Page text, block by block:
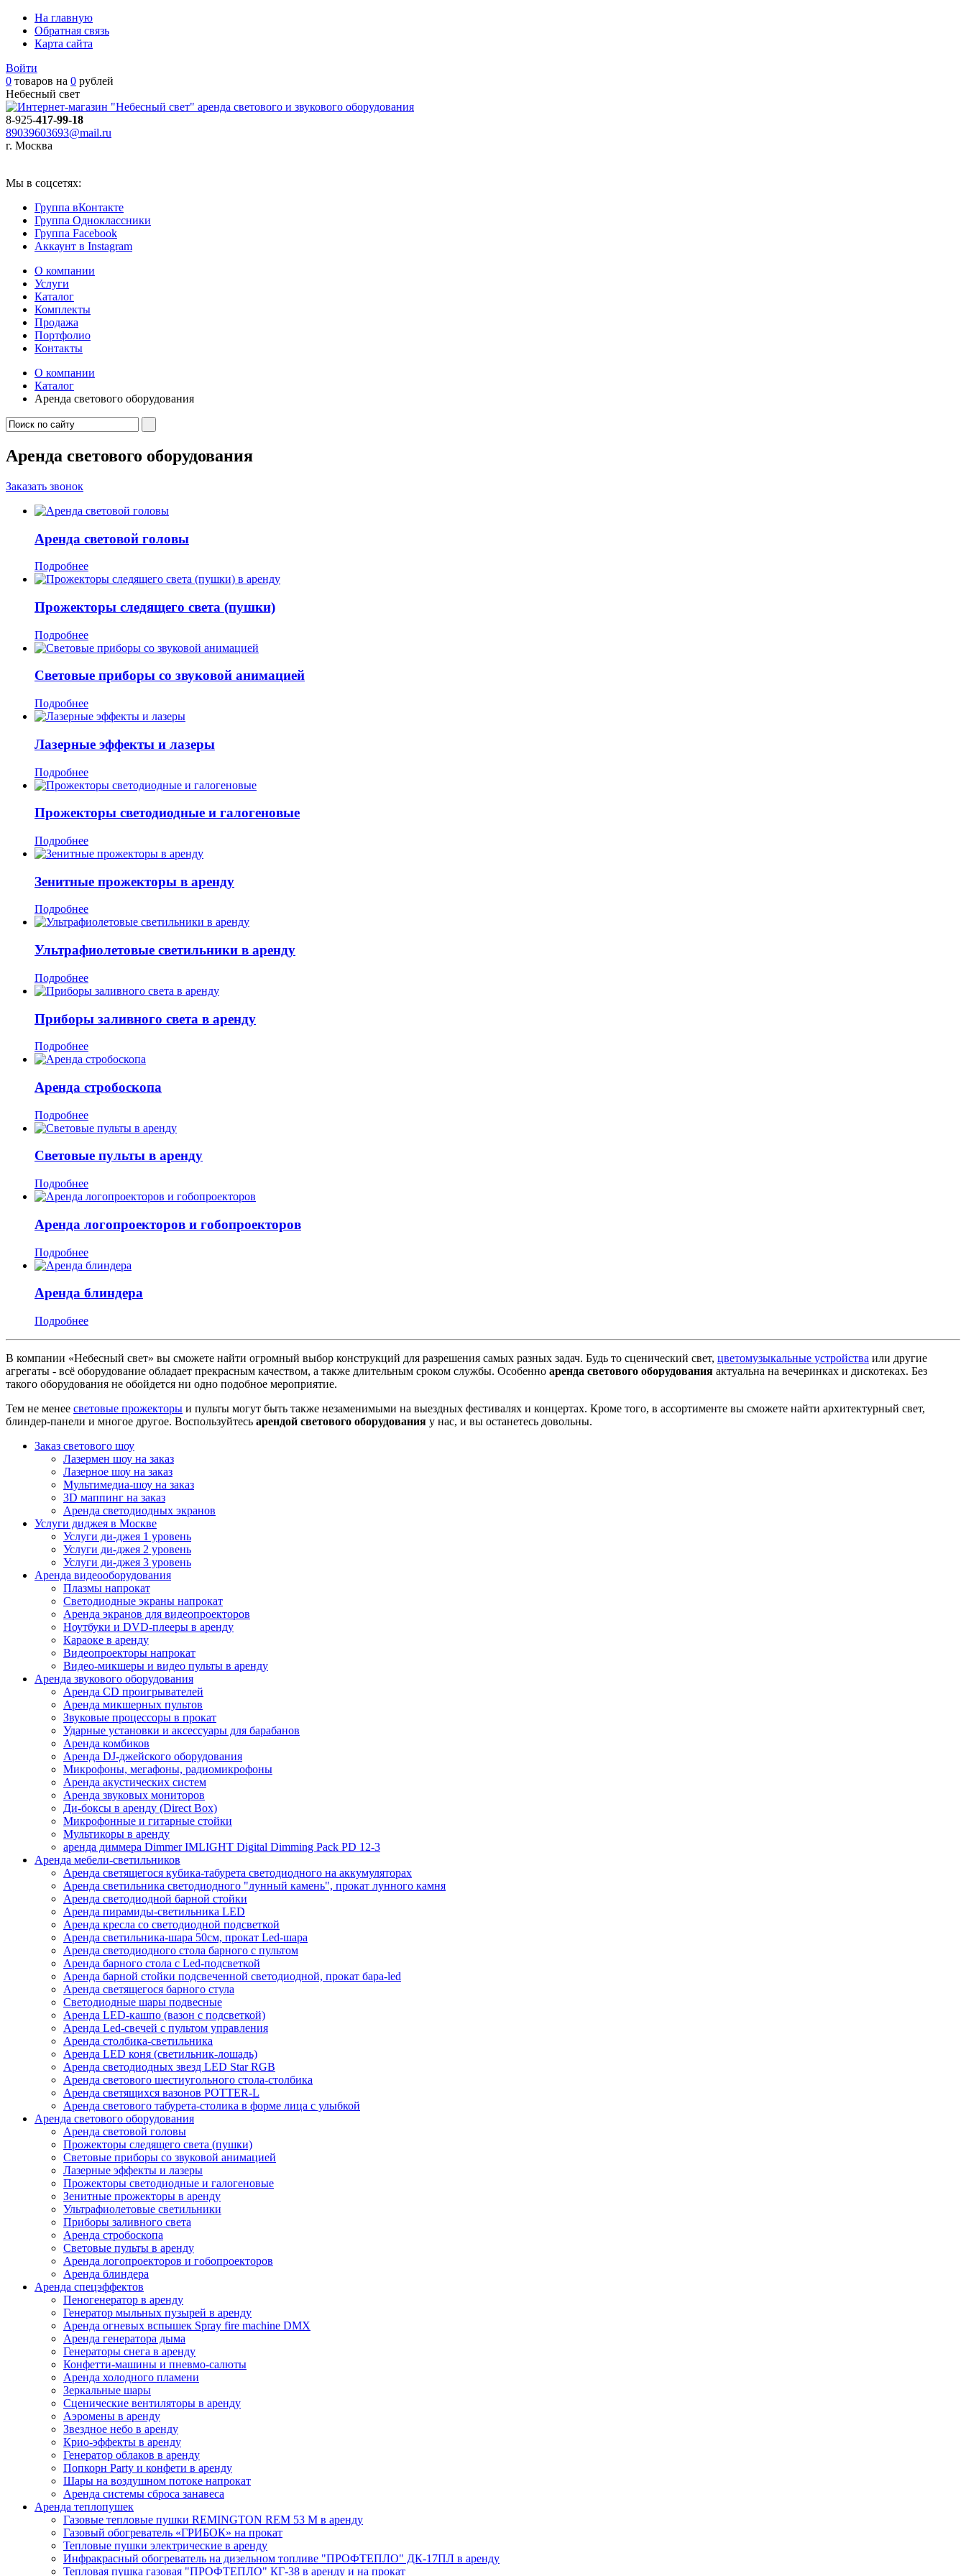
На главную
Обратная связь
Карта сайта
Войти
0 товаров на 0 рублей
Небесный свет
аренда светового и звукового оборудования
8-925-417-99-18
89039603693@mail.ru
г. Москва
Мы в соцсетях:
Группа вКонтакте
Группа Одноклассники
Группа Facebook
Аккаунт в Instagram
О компании
Услуги
Каталог
Комплекты
Продажа
Портфолио
Контакты
О компании
Каталог
Аренда светового оборудования
Аренда светового оборудования
Заказать звонок
Аренда световой головы
Подробнее
Прожекторы следящего света (пушки)
Подробнее
Световые приборы со звуковой анимацией
Подробнее
Лазерные эффекты и лазеры
Подробнее
Прожекторы светодиодные и галогеновые
Подробнее
Зенитные прожекторы в аренду
Подробнее
Ультрафиолетовые светильники в аренду
Подробнее
Приборы заливного света в аренду
Подробнее
Аренда стробоскопа
Подробнее
Световые пульты в аренду
Подробнее
Аренда логопроекторов и гобопроекторов
Подробнее
Аренда блиндера
Подробнее
В компании «Небесный свет» вы сможете найти огромный выбор конструкций для разрешения самых разных задач. Будь то сценический свет, цветомузыкальные устройства или другие
агрегаты - всё оборудование обладает прекрасным качеством, а также длительным сроком службы. Особенно аренда светового оборудования актуальна на вечеринках и дискотеках. Без
такого оборудования не обойдется ни одно подобное мероприятие.
Тем не менее световые прожекторы и пульты могут быть также незаменимыми на выездных фестивалях и концертах. Кроме того, в ассортименте вы сможете найти архитектурный свет,
блиндер-панели и многое другое. Воспользуйтесь арендой светового оборудования у нас, и вы останетесь довольны.
Заказ светового шоу
Лазермен шоу на заказ
Лазерное шоу на заказ
Мультимедиа-шоу на заказ
3D маппинг на заказ
Аренда светодиодных экранов
Услуги диджея в Москве
Услуги ди-джея 1 уровень
Услуги ди-джея 2 уровень
Услуги ди-джея 3 уровень
Аренда видеооборудования
Плазмы напрокат
Светодиодные экраны напрокат
Аренда экранов для видеопроекторов
Ноутбуки и DVD-плееры в аренду
Караоке в аренду
Видеопроекторы напрокат
Видео-микшеры и видео пульты в аренду
Аренда звукового оборудования
Аренда CD проигрывателей
Аренда микшерных пультов
Звуковые процессоры в прокат
Ударные установки и аксессуары для барабанов
Аренда комбиков
Аренда DJ-джейского оборудования
Микрофоны, мегафоны, радиомикрофоны
Аренда акустических систем
Аренда звуковых мониторов
Ди-боксы в аренду (Direct Box)
Микрофонные и гитарные стойки
Мультикоры в аренду
аренда диммера Dimmer IMLIGHT Digital Dimming Pack PD 12-3
Аренда мебели-светильников
Аренда светящегося кубика-табурета светодиодного на аккумуляторах
Аренда светильника светодиодного "лунный камень", прокат лунного камня
Аренда светодиодной барной стойки
Аренда пирамиды-светильника LED
Аренда кресла со светодиодной подсветкой
Аренда светильника-шара 50см, прокат Led-шара
Аренда светодиодного стола барного с пультом
Аренда барного стола с Led-подсветкой
Аренда барной стойки подсвеченной светодиодной, прокат бара-led
Аренда светящегося барного стула
Светодиодные шары подвесные
Аренда LED-кашпо (вазон с подсветкой)
Аренда Led-свечей с пультом управления
Аренда столбика-светильника
Аренда LED коня (светильник-лошадь)
Аренда светодиодных звезд LED Star RGB
Аренда светового шестиугольного стола-столбика
Аренда светящихся вазонов POTTER-L
Аренда светового табурета-столика в форме лица с улыбкой
Аренда светового оборудования
Аренда световой головы
Прожекторы следящего света (пушки)
Световые приборы со звуковой анимацией
Лазерные эффекты и лазеры
Прожекторы светодиодные и галогеновые
Зенитные прожекторы в аренду
Ультрафиолетовые светильники
Приборы заливного света
Аренда стробоскопа
Световые пульты в аренду
Аренда логопроекторов и гобопроекторов
Аренда блиндера
Аренда спецэффектов
Пеногенератор в аренду
Генератор мыльных пузырей в аренду
Аренда огневых вспышек Spray fire machine DMX
Аренда генератора дыма
Генераторы снега в аренду
Конфетти-машины и пневмо-салюты
Аренда холодного пламени
Зеркальные шары
Сценические вентиляторы в аренду
Аэромены в аренду
Звездное небо в аренду
Крио-эффекты в аренду
Генератор облаков в аренду
Попкорн Party и конфети в аренду
Шары на воздушном потоке напрокат
Аренда cистемы сброса занавеса
Аренда теплопушек
Газовые тепловые пушки REMINGTON REM 53 M в аренду
Газовый обогреватель «ГРИБОК» на прокат
Тепловые пушки электрические в аренду
Инфракрасный обогреватель на дизельном топливе "ПРОФТЕПЛО" ДК-17ПЛ в аренду
Тепловая пушка газовая "ПРОФТЕПЛО" КГ-38 в аренду и на прокат